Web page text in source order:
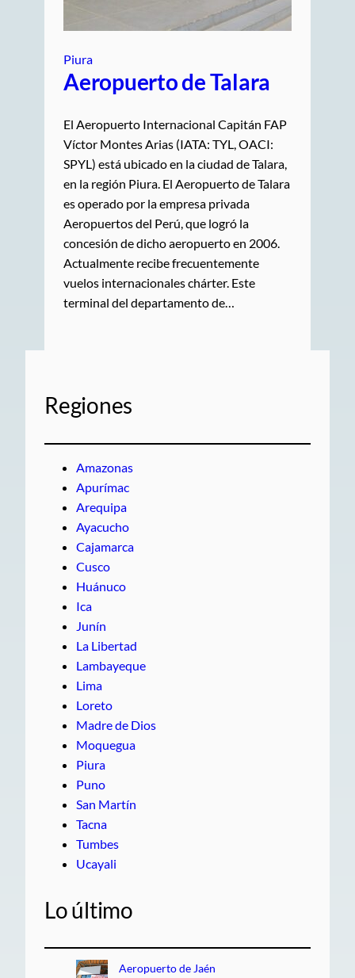
Piura
Aeropuerto de Talara
El Aeropuerto Internacional Capitán FAP
Víctor Montes Arias (IATA: TYL, OACI:
SPYL) está ubicado en la ciudad de Talara,
en la región Piura. El Aeropuerto de Talara
es operado por la empresa privada
Aeropuertos del Perú, que logró la
concesión de dicho aeropuerto en 2006.
Actualmente recibe frecuentemente
vuelos internacionales chárter. Este
terminal del departamento de…
Regiones
Amazonas
Apurímac
Arequipa
Ayacucho
Cajamarca
Cusco
Huánuco
Ica
Junín
La Libertad
Lambayeque
Lima
Loreto
Madre de Dios
Moquegua
Piura
Puno
San Martín
Tacna
Tumbes
Ucayali
Lo último
Aeropuerto de Jaén